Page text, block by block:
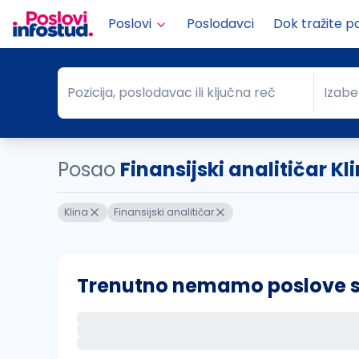
Poslovi Poslodavci Dok tražite
Pozicija, poslodavac ili ključna reč
Pozicija, poslodavac ili ključna reč Grad
Posao Finansijski analitičar
Klina Finansijski analitičar
Trenutno nemamo poslove